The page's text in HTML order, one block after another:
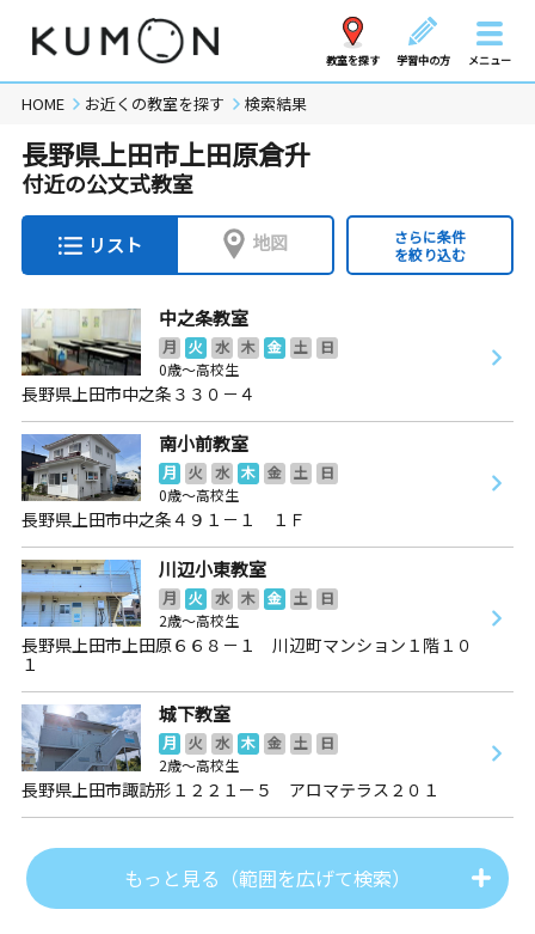
教室を探す 学習中の方 メニュー
HOME お近くの教室を探す 検索結果
長野県上田市上田原倉升
付近の公文式教室
リスト 地図
さらに条件
を絞り込む
中之条教室
月 火 水 木 金 土
日
0歳～高校生
長野県上田市中之条３３０－４
南小前教室
月 火 水 木 金 土
日
0歳～高校生
長野県上田市中之条４９１－１ １Ｆ
川辺小東教室
月 火 水 木 金 土
日
2歳～高校生
長野県上田市上田原６６８－１ 川辺町マンション１階１０
１
城下教室
月 火 水 木 金 土
日
2歳～高校生
長野県上田市諏訪形１２２１ー５ アロマテラス２０１
もっと見る（範囲を広げて検索）